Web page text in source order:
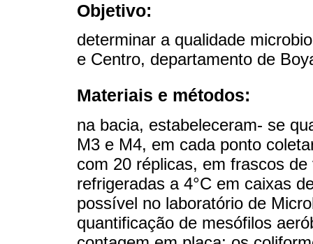
Objetivo:
determinar a qualidade
e Centro, departamento de
Materiais e métodos:
na bacia, estabeleceram- se
M3 e M4, em cada ponto
com 20 réplicas, em frascos
refrigeradas a 4°C em caixas
possível no laboratório de
quantificação de mesófilos